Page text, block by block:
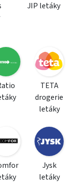
JIP letáky
TETA
drogerie
letáky
Jysk
letáky